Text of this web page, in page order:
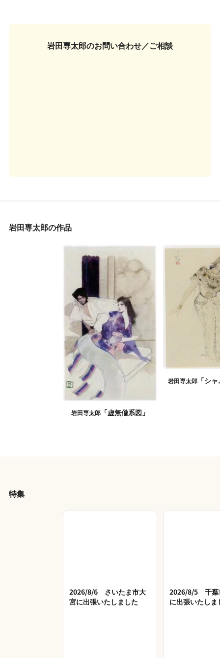
岩田専太郎のお問い合わせ／ご相談
岩田専太郎の作品
岩田専太郎 「虚無僧系図」
岩田専太郎 「シ
特集
2026/8/6 さいたま市大
宮に出張いたしました
2026/8/5 千葉
に出張いたしま